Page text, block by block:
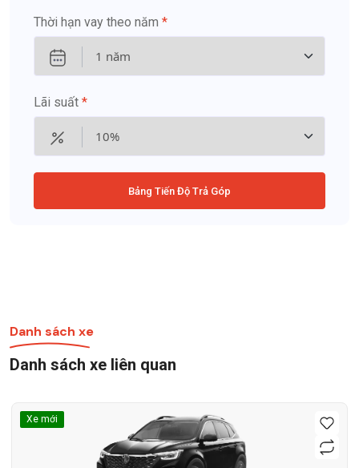
Thời hạn vay theo năm *
Lãi suất *
Bảng Tiến Độ Trả Góp
Danh sách xe
Danh sách xe liên quan
Xe mới